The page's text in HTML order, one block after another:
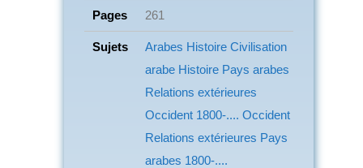
Pages 261
Sujets Arabes Histoire Civilisation
arabe Histoire Pays arabes
Relations extérieures
Occident 1800-.... Occident
Relations extérieures Pays
arabes 1800-....